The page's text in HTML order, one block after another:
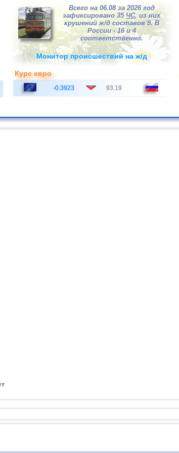
Всего на 06.08 за 2026 год
зафиксировано 35ЧС, из них
крушений ж/д составов 9. В
России - 16 и 4
соответственно.
Монитор происшествий на ж/д
Курс евро
-0.3923 93.19